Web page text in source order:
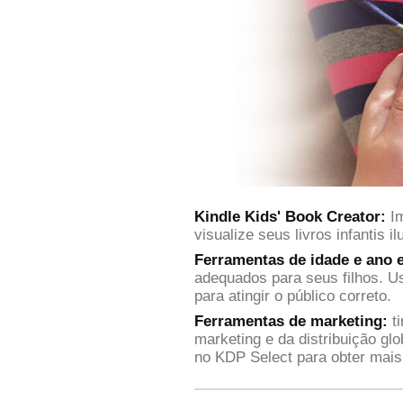
Kindle Kids' Book Creator:
visualize seus livros infantis
Ferramentas de idade e ano
adequados para seus filhos.
para atingir o público correto.
Ferramentas de marketing:
marketing e da distribuição
no KDP Select para obter